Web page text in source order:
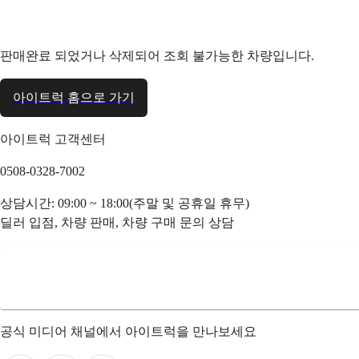
판매완료 되었거나 삭제되어 조회 불가능한 차량입니다.
아이트럭 홈으로 가기
아이트럭 고객센터
0508-0328-7002
상담시간: 09:00 ~ 18:00(주말 및 공휴일 휴무)
딜러 입점, 차량 판매, 차량 구매 문의 상담
공식 미디어 채널에서 아이트럭을 만나보세요